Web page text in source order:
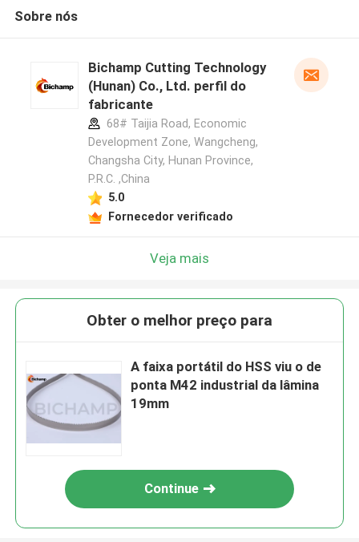
Sobre nós
Bichamp Cutting Technology
(Hunan) Co., Ltd. perfil do
fabricante
68# Taijia Road, Economic
Development Zone, Wangcheng,
Changsha City, Hunan Province,
P.R.C. ,China
5.0
Fornecedor verificado
Veja mais
Obter o melhor preço para
A faixa portátil do HSS viu o de
ponta M42 industrial da lâmina
19mm
Continue